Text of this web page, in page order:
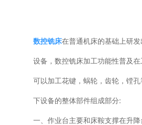
数控铣床在普通机床的基础上研
设备，数控铣床加工功能性普及在
可以加工花键，蜗轮，齿轮，镗
下设备的整体部件组成部分:
一、作业台主要和床鞍支撑在升